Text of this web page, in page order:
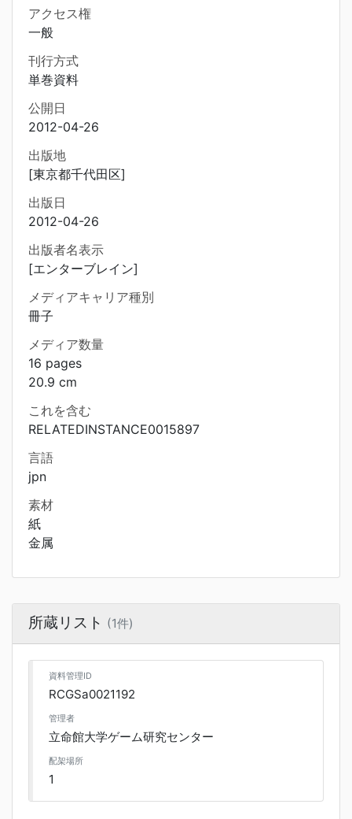
アクセス権
一般
刊行方式
単巻資料
公開日
2012-04-26
出版地
[東京都千代田区]
出版日
2012-04-26
出版者名表示
[エンターブレイン]
メディアキャリア種別
冊子
メディア数量
16 pages
20.9 cm
これを含む
RELATEDINSTANCE0015897
言語
jpn
素材
紙
金属
所蔵リスト (1件)
資料管理ID
RCGSa0021192
管理者
立命館大学ゲーム研究センター
配架場所
1